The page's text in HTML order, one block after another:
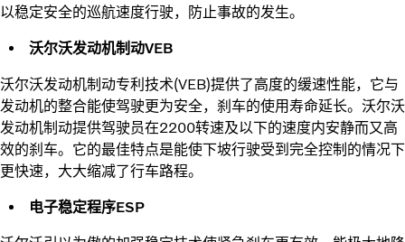
以稳定安全的巡航速度行驶，防止事故的发生。
沃尔沃发动机制动VEB
沃尔沃发动机制动专利技术(VEB)提供了高度的缓速性能，它与
发动机的整合能使驾驶更为安全，刹车的使用寿命延长。沃尔沃
发动机制动提供驾驶员在2200转速及以下的速度内安静而又高
效的刹车。它的最佳特点是能使下坡行驶受到完全控制的情况下
更快速，大大缩减了行车路程。
电子稳定程序ESP